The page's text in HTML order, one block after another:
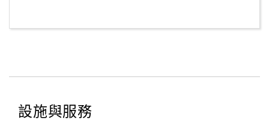
作
旅
設施與服務